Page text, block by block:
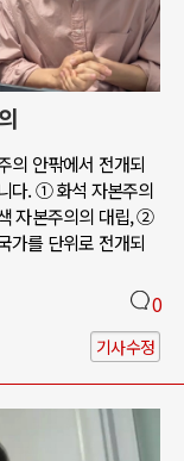
의 안팎에서 전개되
다. ① 화석 자본주의
자본주의의 대립, ②
가를 단위로 전개되
0
기사수정